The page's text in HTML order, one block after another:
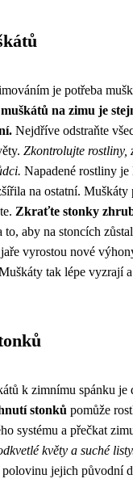
je potřeba
na zimu je
Nejdříve odstraňte
Zkontrolujte rostliny,
Napadené rostliny
na ostatní.
Zkraťte stonky
to, aby na stoncích
vyrostou nové
tak lépe vyzrají
k zimnímu spánku je
stonků pomůže
systému a přečkat
květy a suché
polovinu jejich původní